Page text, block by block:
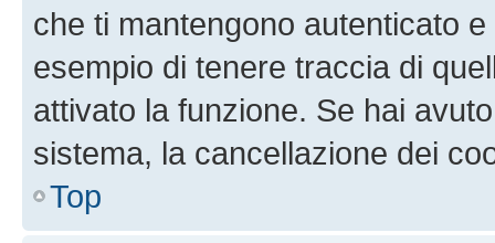
che ti mantengono autenticato
esempio di tenere traccia di
attivato la funzione. Se hai
sistema, la cancellazione dei
Top